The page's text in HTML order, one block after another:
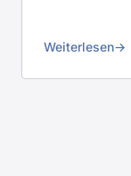
Weiterlesen